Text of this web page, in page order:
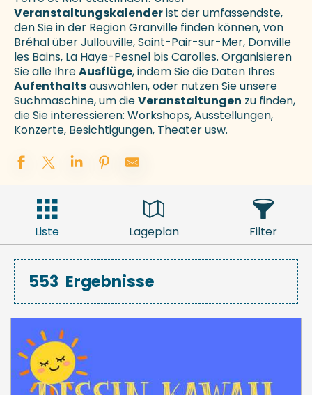
Veranstaltungskalenderist der umfassendste,
den Sie in der Region Granville finden können, von
Bréhal über Jullouville, Saint-Pair-sur-Mer, Donville
les Bains, La Haye-Pesnel bis Carolles. Organisieren
Sie alle IhreAusflüge, indem Sie die Daten Ihres
Aufenthaltsauswählen, oder nutzen Sie unsere
Suchmaschine, um dieVeranstaltungen zu finden,
die Sie interessieren: Workshops, Ausstellungen,
Konzerte, Besichtigungen, Theater usw.
Liste Lageplan Filter
553 Ergebnisse